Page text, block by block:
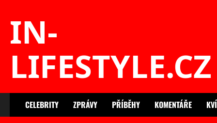
IN-
LIFESTYLE.CZ
CELEBRITY ZPRÁVY PŘÍBĚHY KOMENTÁŘE